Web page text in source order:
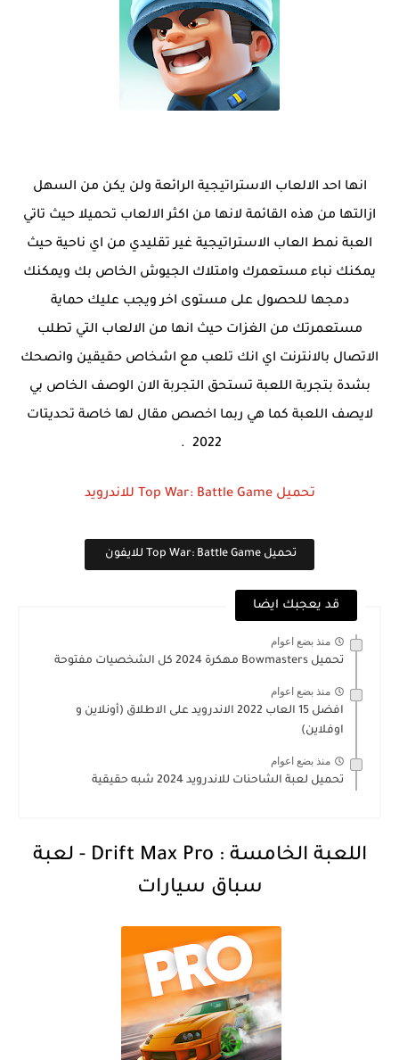
انها احد الالعاب الاستراتيجية الرائعة ولن يكن من السهل
ازالتها من هذه القائمة لانها من اكثر الالعاب تحميلا حيث تاتي
العبة نمط العاب الاستراتيجية غير تقليدي من اي ناحية حيث
يمكنك نباء مستعمرك وامتلاك الجيوش الخاص بك ويمكنك
دمجها للحصول على مستوى اخر ويجب عليك حماية
مستعمرتك من الغزات حيث انها من الالعاب التي تطلب
الاتصال بالانترنت اي انك تلعب مع اشخاص حقيقين وانصحك
بشدة بتجربة اللعبة تستحق التجربة الان الوصف الخاص بي
لايصف اللعبة كما هي ربما اخصص مقال لها خاصة تحديتات
2022
.
تحميلTop War: Battle Game ‏ للاندرويد
تحميل Top War: Battle Game ‏ للايفون
قد يعجبك ايضا
منذ بضع اعوام
تحميل Bowmasters مهكرة 2024 كل الشخصيات مفتوحة
منذ بضع اعوام
افضل 15 العاب 2022 الاندرويد على الاطلاق (أونلاين و
اوفلاين)
منذ بضع اعوام
تحميل لعبة الشاحنات للاندرويد 2024 شبه حقيقية
اللعبة الخامسة :
Drift Max Pro - لعبة
سباق سيارات